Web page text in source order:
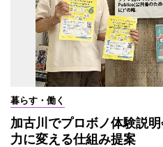
暮らす・働く
加古川でプロボノ体験説
力に変える仕組み提案